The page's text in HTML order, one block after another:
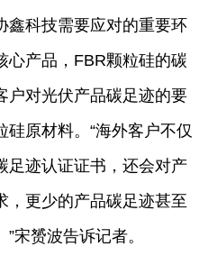
鑫科技需要应对的重要环
心产品，FBR颗粒硅的碳
户对光伏产品碳足迹的要
原材料。“海外客户不仅
足迹认证证书，还会对产
，更少的产品碳足迹甚至
宋赟波告诉记者。